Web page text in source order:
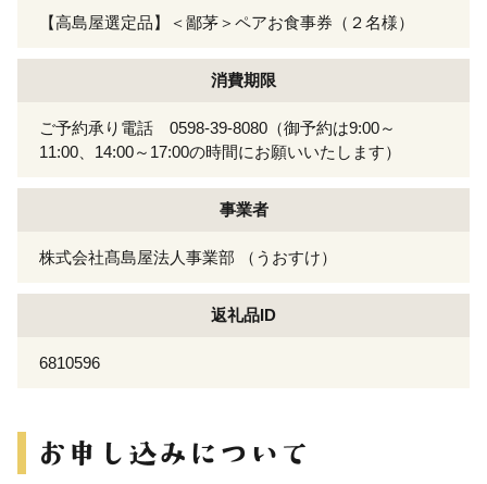
【高島屋選定品】＜鄙茅＞ペアお食事券（２名様）
消費期限
ご予約承り電話 0598-39-8080（御予約は9:00～
11:00、14:00～17:00の時間にお願いいたします）
事業者
株式会社髙島屋法人事業部 （うおすけ）
返礼品ID
6810596